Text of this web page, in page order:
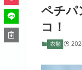
ペチパ
コ！
衣類